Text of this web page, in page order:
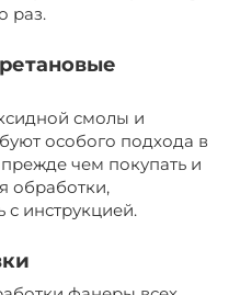
раз.
смолы и
особого подхода в
чем покупать и
обработки,
с инструкцией.